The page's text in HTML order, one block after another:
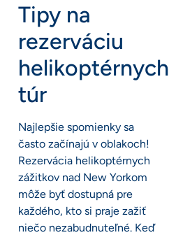
Tipy na
rezerváciu
helikoptérnych
túr
Najlepšie spomienky sa
často začínajú v oblakoch!
Rezervácia helikoptérnych
zážitkov nad New Yorkom
môže byť dostupná pre
každého, kto si praje zažiť
niečo nezabudnuteľné. Keď